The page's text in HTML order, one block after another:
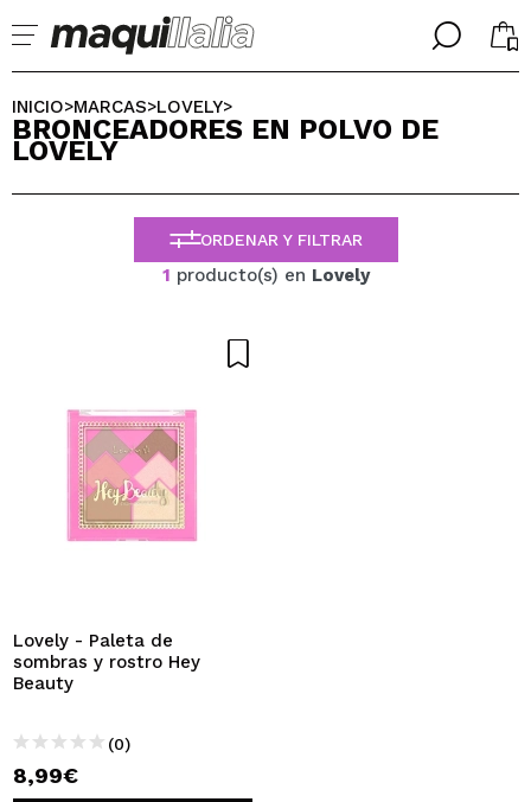
╳
Ya soy #maquilover, tengo cuenta
BIENVENIDX!
No tengo cuenta aquí
QUIERO REGISTRARME
pedidos y consultar tus operaciones anteriores.
╳
SELECCIONA TU IDIOMA
ENGLISH
FRANCES
ALEMAN
ITALIANO
INICIO>MARCAS>LOVELY>
BRONCEADORES EN POLVO DE
LOVELY
ORDENAR Y FILTRAR
1 producto(s) en Lovely
Lovely - Paleta de
sombras y rostro Hey
Beauty
(0)
8,99€